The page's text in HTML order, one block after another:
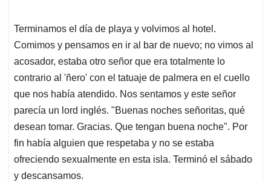
Terminamos el día de playa y volvimos al hotel.
Comimos y pensamos en ir al bar de nuevo; no vimos al
acosador, estaba otro señor que era totalmente lo
contrario al 'ñero' con el tatuaje de palmera en el cuello
que nos había atendido. Nos sentamos y este señor
parecía un lord inglés. "Buenas noches señoritas, qué
desean tomar. Gracias. Que tengan buena noche". Por
fin había alguien que respetaba y no se estaba
ofreciendo sexualmente en esta isla. Terminó el sábado
y descansamos.